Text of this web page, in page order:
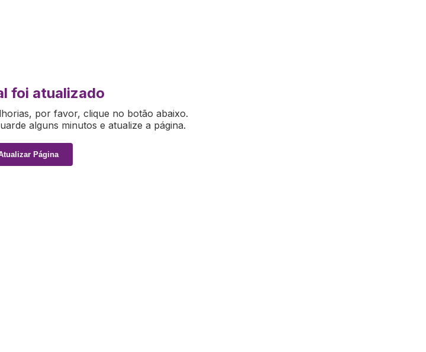
foi atualizado
por favor, clique no botão abaixo.
alguns minutos e atualize a página.
Página